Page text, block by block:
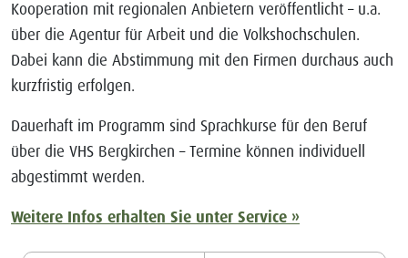
Kooperation mit regionalen Anbietern veröffentlicht – u.a.
über die Agentur für Arbeit und die Volkshochschulen.
Dabei kann die Abstimmung mit den Firmen durchaus auch
kurzfristig erfolgen.
Dauerhaft im Programm sind Sprachkurse für den Beruf
über die VHS Bergkirchen – Termine können individuell
abgestimmt werden.
Weitere Infos erhalten Sie unter Service »